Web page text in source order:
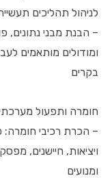
לניהול תהליכים
– הבנת מבני נתונים,
ומודולים מותאמים
בקרים
חומרה ותפעול
– הכרת רכיבי חומרה:
ויציאות, חיישנים,
ומנועים